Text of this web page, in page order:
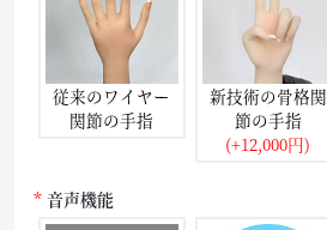
従来のワイヤー
関節の手指
新技術の骨格関
節の手指
(+12,000円)
音声機能